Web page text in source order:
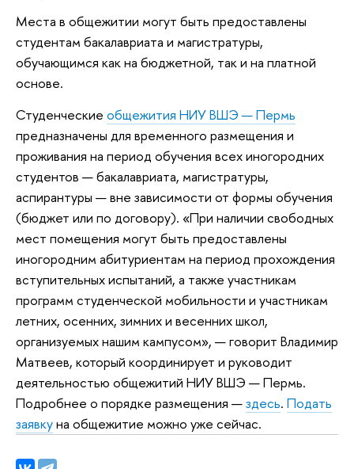
Места в общежитии могут быть предоставлены
студентам бакалавриата и магистратуры,
обучающимся как на бюджетной, так и на платной
основе.
Студенческие общежития НИУ ВШЭ — Пермь
предназначены для временного размещения и
проживания на период обучения всех иногородних
студентов — бакалавриата, магистратуры,
аспирантуры — вне зависимости от формы обучения
(бюджет или по договору). «При наличии свободных
мест помещения могут быть предоставлены
иногородним абитуриентам на период прохождения
вступительных испытаний, а также участникам
программ студенческой мобильности и участникам
летних, осенних, зимних и весенних школ,
организуемых нашим кампусом», — говорит Владимир
Матвеев, который координирует и руководит
деятельностью общежитий НИУ ВШЭ — Пермь.
Подробнее о порядке размещения —здесь. Подать
заявкуна общежитие можно уже сейчас.